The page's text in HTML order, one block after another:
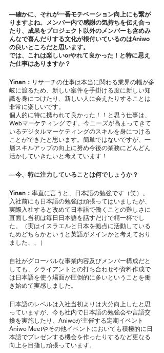
―確かに、それが一番モチベーション向上にも繋が
りますよね。メンバー内で感謝の気持ちを伝え合っ
たり、成果をプロジェクト以外のメンバーも含めみ
んなで喜んだりする文化が根付いているのはAniwo
の良いところだと思います。
では、これは楽しいorやれて良かった！と特に思え
た仕事はありますか？
Yinan： リサーチの仕事は本当に関わる業界の幅が多
岐に渡るため、新しい案件を手掛ける度に新しい知
識を身につけたり、新しい人に会えたりすることは
非常に楽しいです。
個人的に特に携われて良かった！！と思う仕事は、
Webマーケティングです。今ニーズが高まってきて
いるデジタルマーケティングのスキルを身につける
ことができたと思います。簡単ではないですが、一
層スキルアップの向上に努め今後の業務にどんどん
活かしていきたいと考えています！
―今、特に注力していることは何でしょうか？
Yinan： 率直に言うと、日本語の勉強です（笑）。
入社前にも日本語の勉強は頑張ってはいましたが、
実際入社すると改めて日本語で働くことの難しさに
直面し当初は毎日日本語を話すだけで精一杯でし
た。（実はイスラエルと日本を拠点に活動している
ためどちらかというと英語がメインかと考えており
ました、、）
自社がグローバルな事業内容及びメンバー構成だと
しても、クライアントとの打ち合わせや資料作成で
は日本語を使う場面が圧倒的に多いということを働
き始めて実感しました。
日本語のレベルは入社当初よりは大分向上したと思
っていますが、今も社内で日本語の勉強会や言語交
換を実施したり、Aniwoが主催する定期イベント
Aniwo Meetやその他イベントにおいても積極的に日
本語でプレゼンする機会を作ったりするなど更なる
向上を目指し頑張っています。